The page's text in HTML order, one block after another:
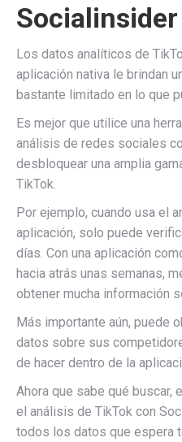
Socialinsider
Los datos analíticos de
aplicación nativa le brindan
bastante limitado en lo que
Es mejor que utilice una
análisis de redes sociales
desbloquear una amplia
TikTok.
Por ejemplo, cuando usa el
aplicación, solo puede
días. Con una aplicación
hacia atrás unas semanas,
obtener mucha información
Más importante aún, puede
datos sobre sus
de hacer dentro de la
Ahora que sabe qué buscar,
el análisis de TikTok con
todos los datos que espera